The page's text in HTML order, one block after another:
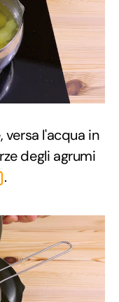
versa l'acqua in
degli agrumi
.